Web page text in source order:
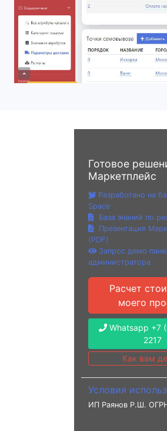
Готовое
Маркетплейс
Разработано на
Space
База знаний по
Презентация
(PDF)
Запрос демо
администратора
Расчет
моего
Whatsapp +7
2217
Как вам
Условия
ИП Раянов Р.Ш.